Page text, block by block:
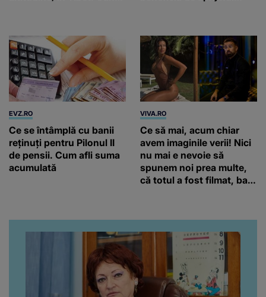
EVZ.RO
Ce se întâmplă cu banii
reținuți pentru Pilonul II
de pensii. Cum afli suma
acumulată
VIVA.RO
Ce să mai, acum chiar
avem imaginile verii! Nici
nu mai e nevoie să
spunem noi prea multe,
că totul a fost filmat, ba
da, frumoasa iubită a lui
Florin Ristei e...